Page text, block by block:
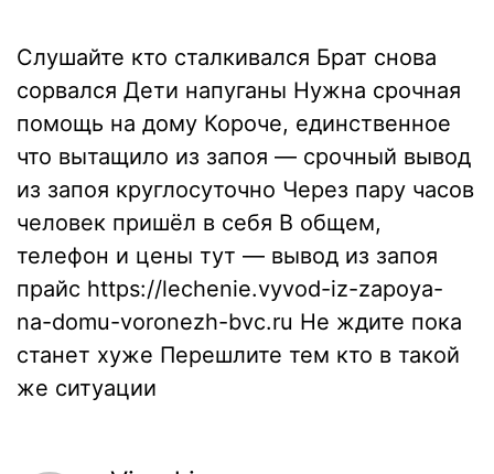
Слушайте кто сталкивался Брат снова
сорвался Дети напуганы Нужна срочная
помощь на дому Короче, единственное
что вытащило из запоя — срочный вывод
из запоя круглосуточно Через пару часов
человек пришёл в себя В общем,
телефон и цены тут — вывод из запоя
прайс https://lechenie.vyvod-iz-zapoya-
na-domu-voronezh-bvc.ru Не ждите пока
станет хуже Перешлите тем кто в такой
же ситуации